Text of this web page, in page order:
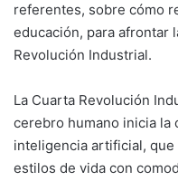
referentes, sobre cómo
educación, para afrontar
Revolución Industrial.
La Cuarta Revolución
cerebro humano inicia la
inteligencia artificial, que
estilos de vida con